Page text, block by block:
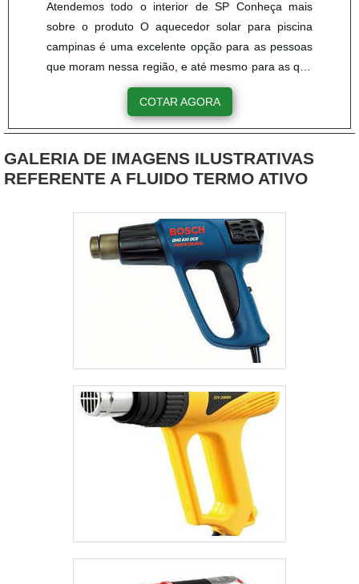
Atendemos todo o interior de SP Conheça mais
sobre o produto O aquecedor solar para piscina
campinas é uma excelente opção para as pessoas
que moram nessa região, e até mesmo para as que
morar fora dela. Isso é um fato, uma vez que esse
produto garante ao usuário muitos benefícios,
sendo os principais a economia financeira e
pelos aquecedores solares tem aumentado cada
vez mais, pois os clientes es....
COTAR AGORA
GALERIA DE IMAGENS ILUSTRATIVAS
REFERENTE A FLUIDO TERMO ATIVO